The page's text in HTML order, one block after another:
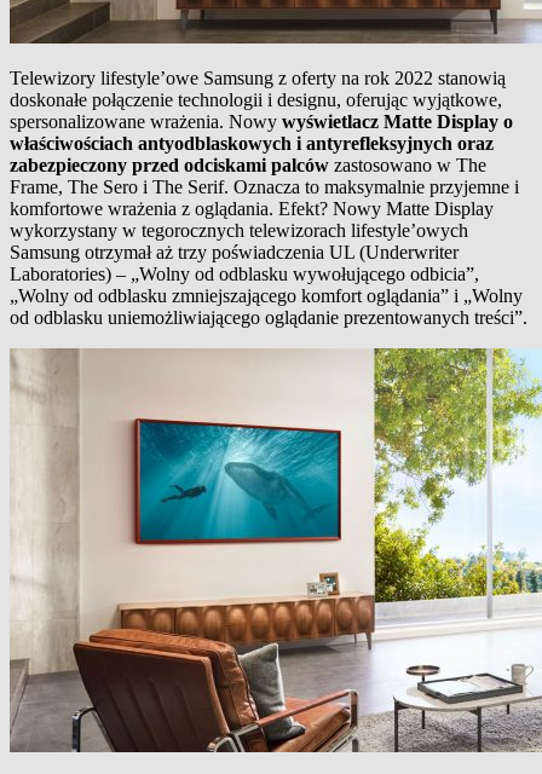
Telewizory lifestyle’owe Samsung z oferty na rok 2022 stanowią
doskonałe połączenie technologii i designu, oferując wyjątkowe,
spersonalizowane wrażenia. Nowy wyświetlacz Matte Display o
właściwościach antyodblaskowych i antyrefleksyjnych oraz
zabezpieczony przed odciskami palców zastosowano w The
Frame, The Sero i The Serif. Oznacza to maksymalnie przyjemne i
komfortowe wrażenia z oglądania. Efekt? Nowy Matte Display
wykorzystany w tegorocznych telewizorach lifestyle’owych
Samsung otrzymał aż trzy poświadczenia UL (Underwriter
Laboratories) – „Wolny od odblasku wywołującego odbicia”,
„Wolny od odblasku zmniejszającego komfort oglądania” i „Wolny
od odblasku uniemożliwiającego oglądanie prezentowanych treści”.